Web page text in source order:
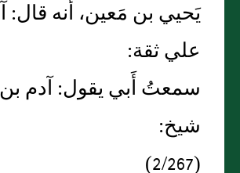
يَحيي بن مَعين، أَنه قال:
علي ثقة:
سمعتُ أَبي يقول: آدم
شيخ:
(2/267)